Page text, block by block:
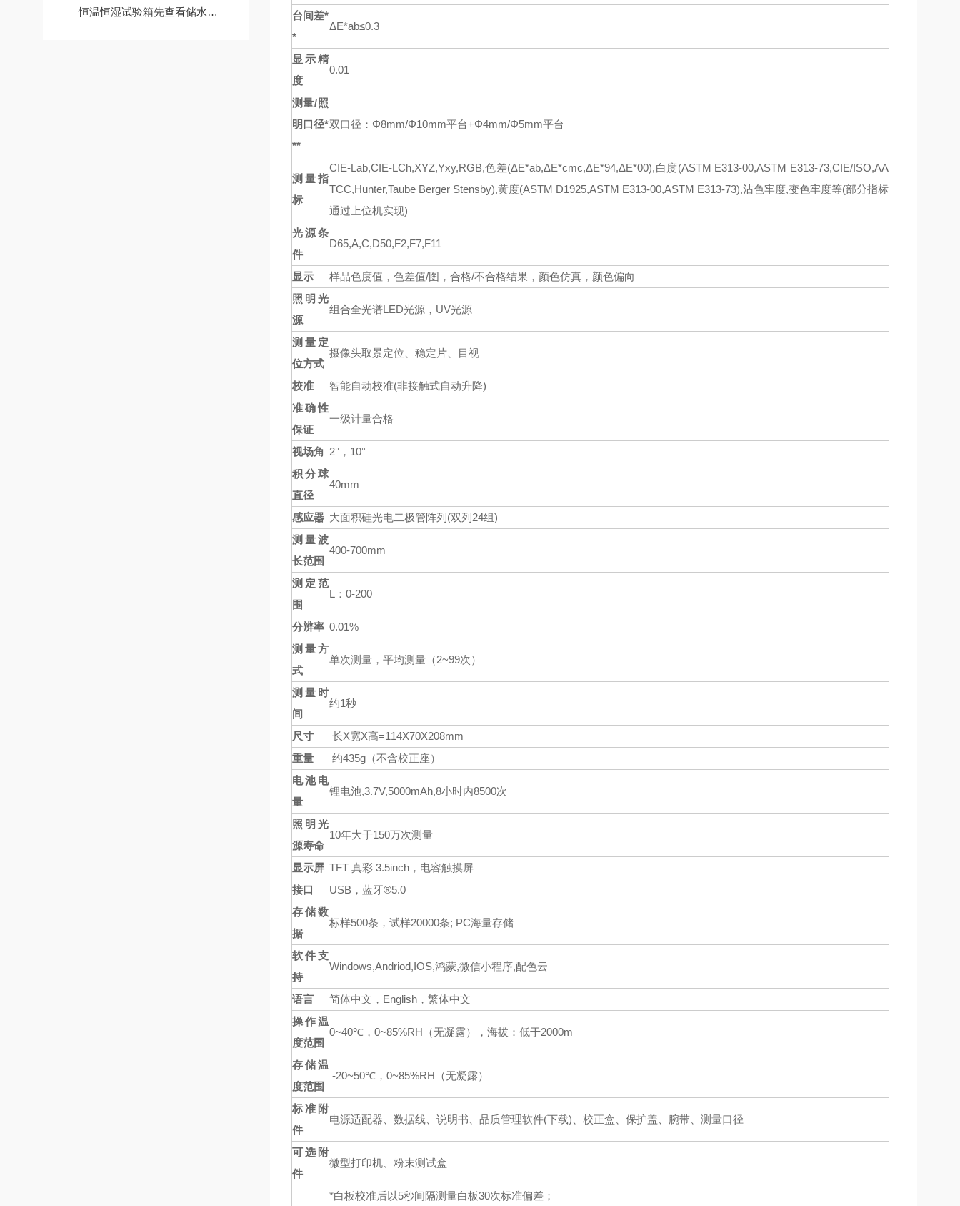
恒温恒湿试验箱先查看储水箱中是否有充足的水，倘若水少了就务必加纯净水
台间差*
*
ΔE*ab≤0.3
显示精
度
0.01
测量/照
明口径*
**
双口径：Φ8mm/Φ10mm平台+Φ4mm/Φ5mm平台
测量指
标
CIE-Lab,CIE-LCh,XYZ,Yxy,RGB,色差(ΔE*ab,ΔE*cmc,ΔE*94,ΔE*00),白度(ASTM E313-00,ASTM E313-73,CIE/ISO,AA
TCC,Hunter,Taube Berger Stensby),黄度(ASTM D1925,ASTM E313-00,ASTM E313-73),沾色牢度,变色牢度等(部分指标
通过上位机实现)
光源条
件
D65,A,C,D50,F2,F7,F11
显示
样品色度值，色差值/图，合格/不合格结果，颜色仿真，颜色偏向
照明光
源
组合全光谱LED光源，UV光源
测量定
位方式
摄像头取景定位、稳定片、目视
校准
智能自动校准(非接触式自动升降)
准确性
保证
一级计量合格
视场角 2°，10°
积分球
直径
40mm
感应器 大面积硅光电二极管阵列(双列24组)
测量波
长范围
400-700mm
测定范
围
L：0-200
分辨率 0.01%
测量方
式
单次测量，平均测量（2~99次）
测量时
间
约1秒
尺寸
长X宽X高=114X70X208mm
重量
约435g（不含校正座）
电池电
量
锂电池,3.7V,5000mAh,8小时内8500次
照明光
源寿命
10年大于150万次测量
显示屏 TFT 真彩 3.5inch，电容触摸屏
接口
USB，蓝牙®5.0
存储数
据
标样500条，试样20000条; PC海量存储
软件支
持
Windows,Andriod,IOS,鸿蒙,微信小程序,配色云
语言
简体中文，English，繁体中文
操作温
度范围
0~40℃，0~85%RH（无凝露），海拔：低于2000m
存储温
度范围
-20~50℃，0~85%RH（无凝露）
标准附
件
电源适配器、数据线、说明书、品质管理软件(下载)、校正盒、保护盖、腕带、测量口径
可选附
件
微型打印机、粉末测试盒
*白板校准后以5秒间隔测量白板30次标准偏差；